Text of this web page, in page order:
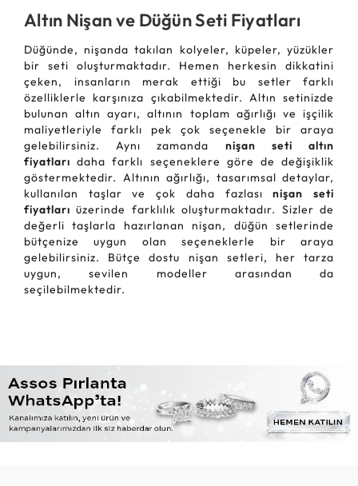
Altın Nişan ve Düğün Seti Fiyatları
Düğünde, nişanda takılan kolyeler, küpeler, yüzükler
bir seti oluşturmaktadır. Hemen herkesin dikkatini
çeken, insanların merak ettiği bu setler farklı
özelliklerle karşınıza çıkabilmektedir. Altın setinizde
bulunan altın ayarı, altının toplam ağırlığı ve işçilik
maliyetleriyle farklı pek çok seçenekle bir araya
gelebilirsiniz. Aynı zamanda nişan seti altın
fiyatları daha farklı seçeneklere göre de değişiklik
göstermektedir. Altının ağırlığı, tasarımsal detaylar,
kullanılan taşlar ve çok daha fazlasınişan seti
fiyatlarıüzerinde farklılık oluşturmaktadır. Sizler de
değerli taşlarla hazırlanan nişan, düğün setlerinde
bütçenize uygun olan seçeneklerle bir araya
gelebilirsiniz. Bütçe dostu nişan setleri, her tarza
uygun, sevilen modeller arasından da
seçilebilmektedir.